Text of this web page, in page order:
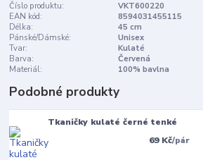
Číslo produktu:
VKT600220
EAN kód:
8594031455115
Délka:
45 cm
Pánské/Dámské:
Unisex
Tvar:
Kulaté
Barva:
Červená
Materiál:
100% bavlna
Podobné produkty
Tkaničky kulaté černé tenké
69 Kč/pár